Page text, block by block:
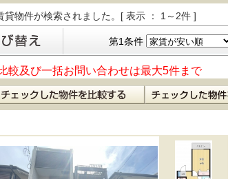
貸物件が検索されました。[ 表示 ： 1～2件 ]
第1条件
較及び一括お問い合わせは最大5件まで